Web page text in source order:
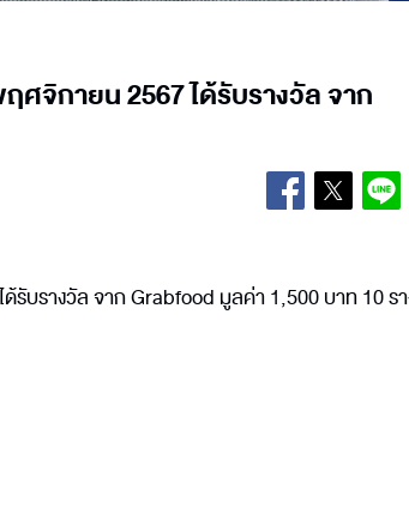
ศจิกายน 2567 ได้รับรางวัล จาก
รับรางวัล จาก Grabfood มูลค่า 1,500 บาท 10 ร